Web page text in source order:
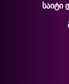
საიტი